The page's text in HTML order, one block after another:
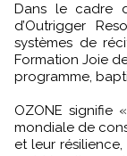
Dans le cadre
d’Outrigger
systèmes de
Formation Joie
programme,
OZONE signifie
mondiale de
et leur